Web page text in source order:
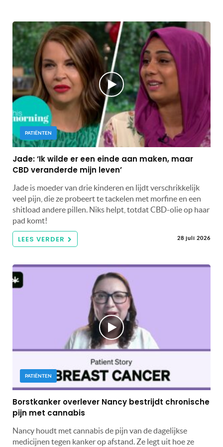
PATIËNTEN
Jade: ‘Ik wilde er een einde aan maken, maar
CBD veranderde mijn leven’
Jade is moeder van drie kinderen en lijdt verschrikkelijk
veel pijn, die ze probeert te tackelen met morfine en een
shitload andere pillen. Niks helpt, totdat CBD-olie op haar
pad komt!
LEES VERDER 28 juli 2026
PATIËNTEN
Borstkanker overlever Nancy bestrijdt chronische
pijn met cannabis
Nancy houdt met cannabis de pijn van de dagelijkse
medicijnen tegen kanker op afstand. Ze legt uit hoe ze